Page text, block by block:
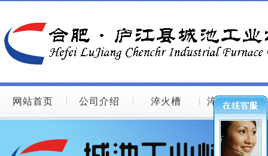
网站首页 公司介绍 淬火槽 淬火槽图片